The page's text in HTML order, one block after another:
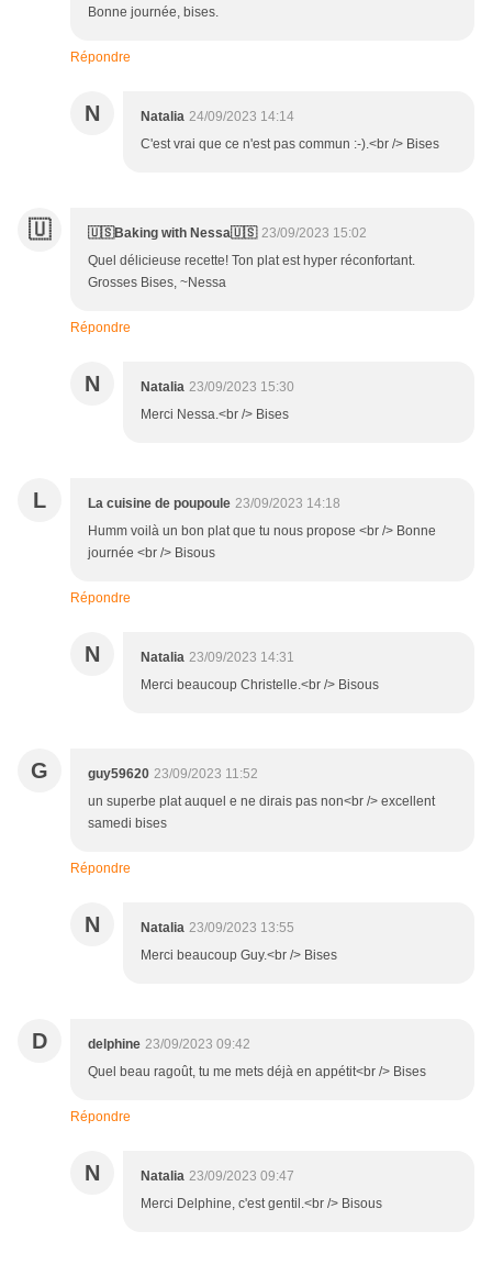
Bonne journée, bises.
Répondre
N Natalia 24/09/2023 14:14
C'est vrai que ce n'est pas commun :-).<br /> Bises
🇺 🇺🇸Baking with Nessa🇺🇸 23/09/2023 15:02
Quel délicieuse recette! Ton plat est hyper réconfortant.
Grosses Bises, ~Nessa
Répondre
N Natalia 23/09/2023 15:30
Merci Nessa.<br /> Bises
L La cuisine de poupoule 23/09/2023 14:18
Humm voilà un bon plat que tu nous propose <br /> Bonne
journée <br /> Bisous
Répondre
N Natalia 23/09/2023 14:31
Merci beaucoup Christelle.<br /> Bisous
G guy59620 23/09/2023 11:52
un superbe plat auquel e ne dirais pas non<br /> excellent
samedi bises
Répondre
N Natalia 23/09/2023 13:55
Merci beaucoup Guy.<br /> Bises
D delphine 23/09/2023 09:42
Quel beau ragoût, tu me mets déjà en appétit<br /> Bises
Répondre
N Natalia 23/09/2023 09:47
Merci Delphine, c'est gentil.<br /> Bisous